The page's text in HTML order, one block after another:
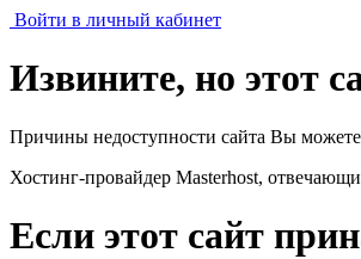
Войти в личный кабинет
Извините, но этот
Причины недоступности сайта Вы
Хостинг-провайдер Masterhost,
Если этот сайт